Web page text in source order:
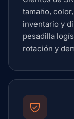
tamaño,
inventario y
pesadilla
rotación y